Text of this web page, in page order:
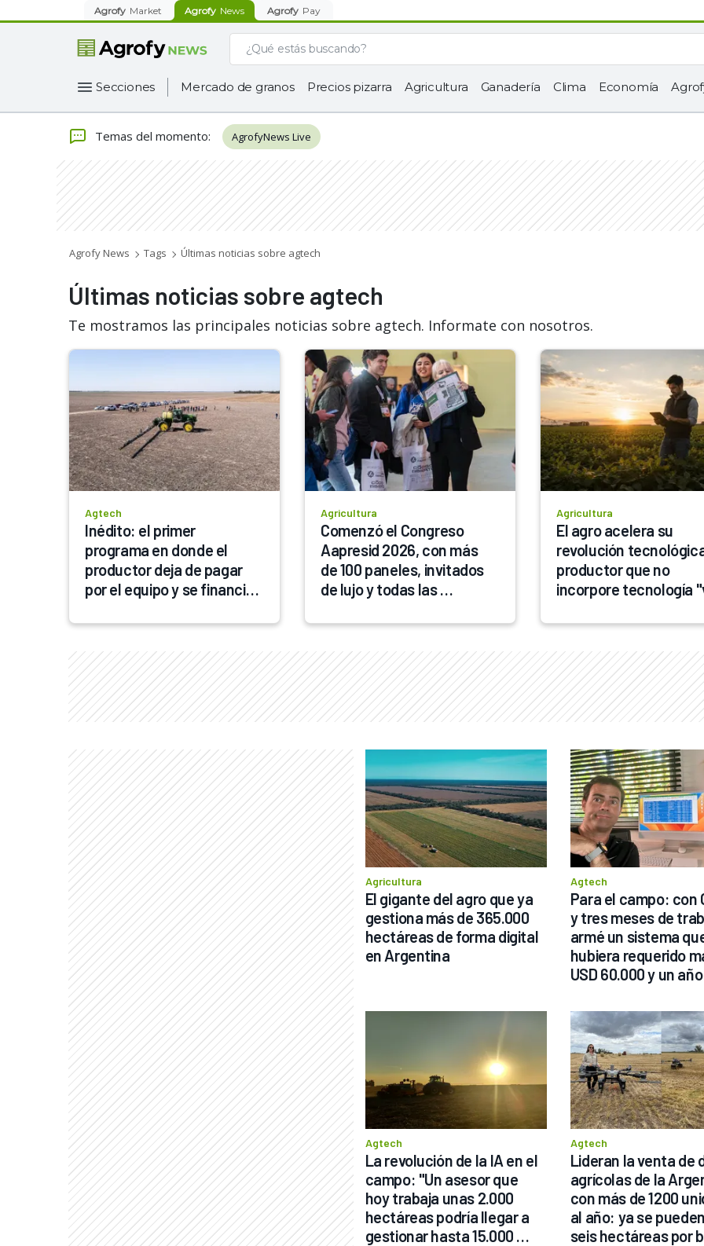
Agrofy Market Agrofy News Agrofy Pay
Secciones Mercado de granos Precios pizarra Agricultura Ganadería Clima Economía
Temas del momento: AgrofyNews Live
Agrofy News Tags Últimas noticias sobre agtech
Últimas noticias sobre agtech
Te mostramos las principales noticias sobre agtech. Informate con nosotros.
Agtech
Inédito: el primer
programa en donde el
productor deja de pagar
por el equipo y se financia
aplicadas
Agricultura
Comenzó el Congreso
Aapresid 2026, con más
de 100 paneles, invitados
de lujo y todas las
Agricultura
El agro acelera su
revolución
productor que no
incorpore tecnología
Agricultura
El gigante del agro que ya
gestiona más de 365.000
hectáreas de forma digital
en Argentina
Agtech
Para el campo: con
y tres meses de
armé un sistema
hubiera requerido
USD 60.000 y un
Agtech
La revolución de la IA en el
campo: "Un asesor que
hoy trabaja unas 2.000
hectáreas podría llegar a
gestionar hasta 15.000
Agtech
Lideran la venta de
agrícolas de la
con más de 1200
al año: ya se
seis hectáreas por